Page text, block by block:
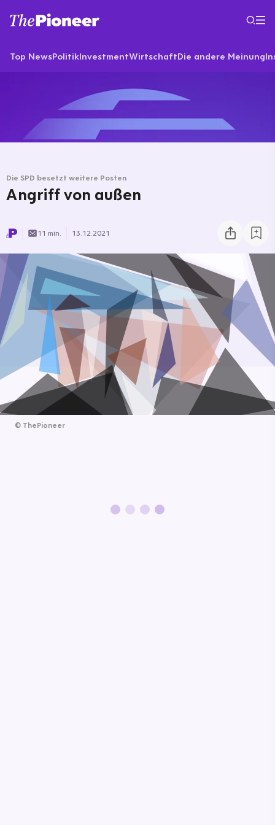
Top NewsPolitikInvestmentWirtschaftDie andere Meinung
Die SPD besetzt weitere Posten
Angriff von außen
11 min. 13.12.2021
© ThePioneer